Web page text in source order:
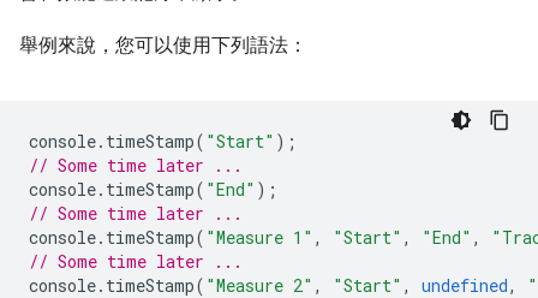
舉例來說，您可以使用下列語法：
console. timeStamp( "Start" );
// Some time later ...
console. timeStamp( "End" );
// Some time later ...
console. timeStamp( "Measure 1" , "Start" , "End" ,
// Some time later ...
console. timeStamp( "Measure 2" , "Start" , undefined,